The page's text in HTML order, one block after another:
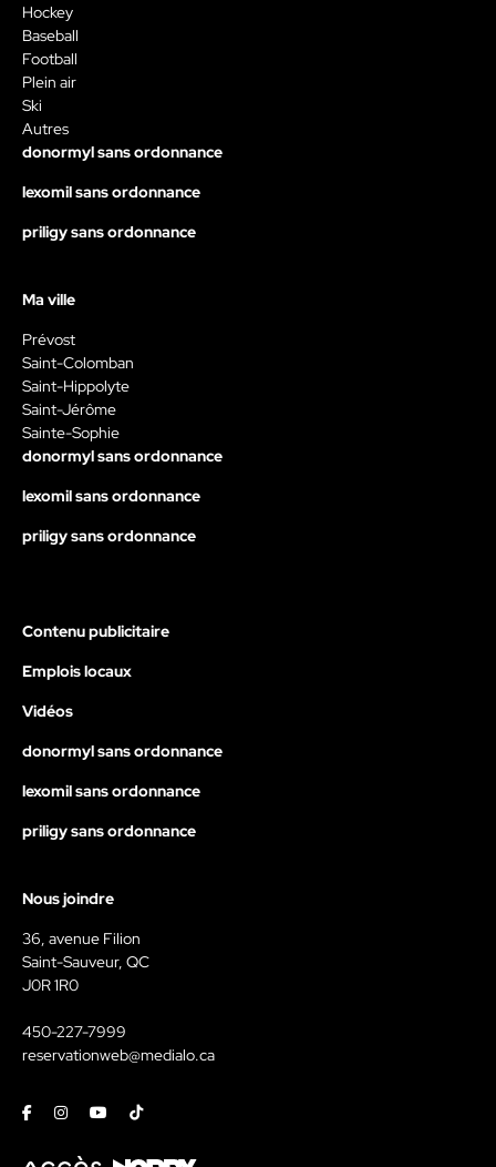
Hockey
Baseball
Football
Plein air
Ski
Autres
donormyl sans ordonnance
lexomil sans ordonnance
priligy sans ordonnance
Ma ville
Prévost
Saint-Colomban
Saint-Hippolyte
Saint-Jérôme
Sainte-Sophie
donormyl sans ordonnance
lexomil sans ordonnance
priligy sans ordonnance
Contenu publicitaire
Emplois locaux
Vidéos
donormyl sans ordonnance
lexomil sans ordonnance
priligy sans ordonnance
Nous joindre
36, avenue Filion
Saint-Sauveur, QC
J0R 1R0
450-227-7999
reservationweb@medialo.ca
FacebookInstagramYoutubeTiktok